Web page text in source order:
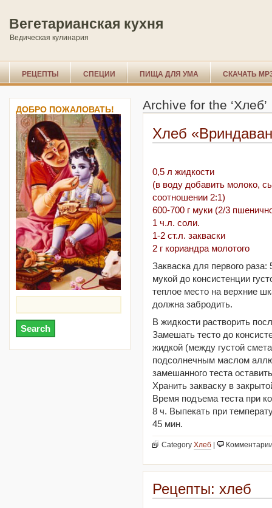
Вегетарианская кухня
Ведическая кулинария
РЕЦЕПТЫ СПЕЦИИ ПИЩА ДЛЯ УМА СКАЧАТЬ
Archive for the ‘Хлеб’
Хлеб
0,5 л жидкости
(в воду добавить молоко,
соотношении 2:1)
600-700 г муки (2/3
1 ч.л. соли.
1-2 ст.л. закваски
2 г кориандра молотого
Закваска для первого
мукой до консистенции
теплое место на верхние
должна забродить.
В жидкости растворить
Замешать тесто до
жидкой (между густой
подсолнечным маслом
замешанного теста
Хранить закваску в
Время подъема теста при
8 ч. Выпекать при
45 мин.
Category Хлеб
Рецепты: хлеб
ДОБРО ПОЖАЛОВАТЬ!